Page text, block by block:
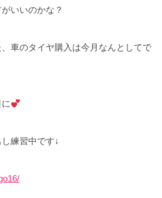
いいのかな？
車のタイヤ購入は今月なんとしてで
練習中です↓